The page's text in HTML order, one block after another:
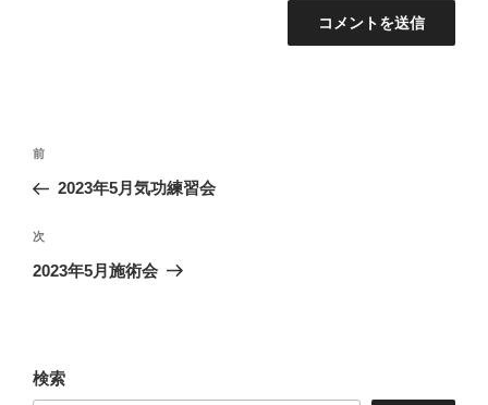
投
ナ
ビ
ゲ
ン
前
の
稿
前
2023年5月気功練習会
次
の
次
2023年5月施術会
検索